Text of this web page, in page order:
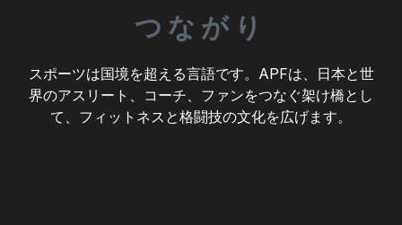
つながり
スポーツは国境を超える言語です。APFは、日本と世
界のアスリート、コーチ、ファンをつなぐ架け橋とし
て、フィットネスと格闘技の文化を広げます。